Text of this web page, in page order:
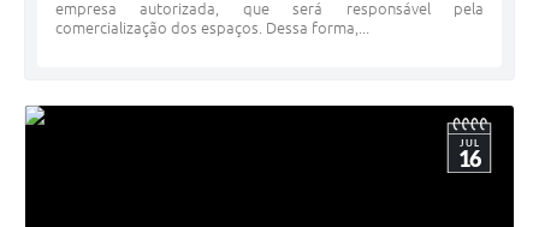
empresa autorizada, que será responsável pela
comercialização dos espaços. Dessa forma,...
JUL
16